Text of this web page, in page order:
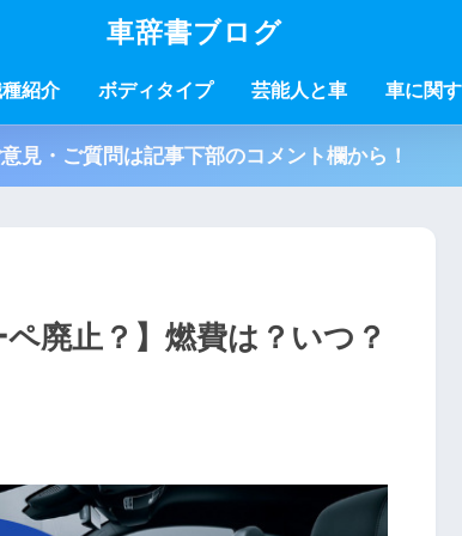
車辞書ブログ
紹介 ボディタイプ 芸能人と車 車に関
見・ご質問は記事下部のコメント欄から！
廃止？】燃費は？いつ？